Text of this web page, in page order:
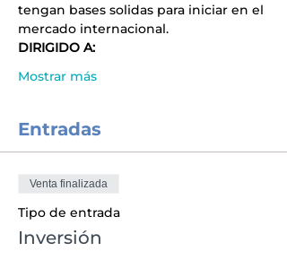
tengan bases solidas para iniciar en el
mercado internacional.
DIRIGIDO A:
Mostrar más
Entradas
Venta finalizada
Tipo de entrada
Inversión